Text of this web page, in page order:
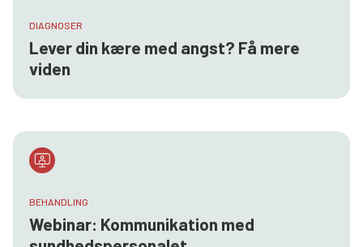
DIAGNOSER
Lever din kære med angst? Få mere
viden
BEHANDLING
Webinar: Kommunikation med